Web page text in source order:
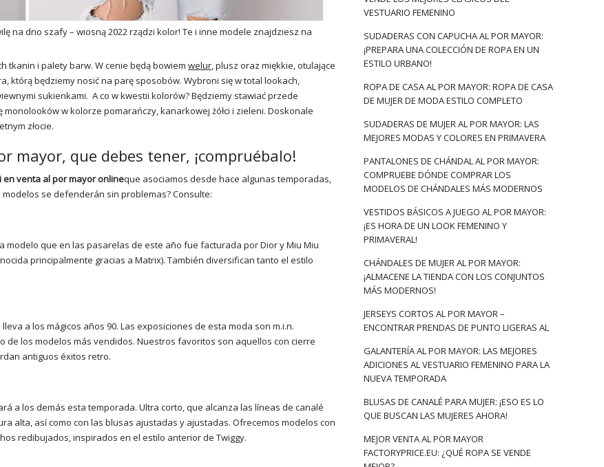
na dno szafy – wiosną 2022 rządzi kolor! Te i inne modele znajdziesz na
tkanin i palety barw. W cenie będą bowiem welur , plusz oraz miękkie, otulające
którą będziemy nosić na parę sposobów. Wybroni się w total lookach,
sukienkami. A co w kwestii kolorów? Będziemy stawiać przede
w kolorze pomarańczy, kanarkowej żółci i zieleni. Doskonale
złocie.
mayor, que debes tener, ¡compruébalo!
venta al por mayor onlineque asociamos desde hace algunas temporadas,
modelos se defenderán sin problemas? Consulte:
modelo que en las pasarelas de este año fue facturada por Dior y Miu Miu
principalmente gracias a Matrix). También diversifican tanto el estilo
a los mágicos años 90. Las exposiciones de esta moda son m.i.n.
de los modelos más vendidos. Nuestros favoritos son aquellos con cierre
antiguos éxitos retro.
a los demás esta temporada. Ultra corto, que alcanza las líneas de canalé
alta, así como con las blusas ajustadas y ajustadas. Ofrecemos modelos con
redibujados, inspirados en el estilo anterior de Twiggy.
VESTUARIO FEMENINO
SUDADERAS CON CAPUCHA AL POR MAYOR:
¡PREPARA UNA COLECCIÓN DE ROPA EN UN
ESTILO URBANO!
ROPA DE CASA AL POR MAYOR: ROPA DE CASA
DE MUJER DE MODA ESTILO COMPLETO
SUDADERAS DE MUJER AL POR MAYOR: LAS
MEJORES MODAS Y COLORES EN PRIMAVERA
PANTALONES DE CHÁNDAL AL POR MAYOR:
COMPRUEBE DÓNDE COMPRAR LOS
MODELOS DE CHÁNDALES MÁS MODERNOS
VESTIDOS BÁSICOS A JUEGO AL POR MAYOR:
¡ES HORA DE UN LOOK FEMENINO Y
PRIMAVERAL!
CHÁNDALES DE MUJER AL POR MAYOR:
¡ALMACENE LA TIENDA CON LOS CONJUNTOS
MÁS MODERNOS!
JERSEYS CORTOS AL POR MAYOR –
ENCONTRAR PRENDAS DE PUNTO LIGERAS AL
GALANTERÍA AL POR MAYOR: LAS MEJORES
ADICIONES AL VESTUARIO FEMENINO PARA LA
NUEVA TEMPORADA
BLUSAS DE CANALÉ PARA MUJER: ¡ESO ES LO
QUE BUSCAN LAS MUJERES AHORA!
MEJOR VENTA AL POR MAYOR
FACTORYPRICE.EU: ¿QUÉ ROPA SE VENDE